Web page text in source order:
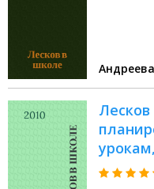
анализ